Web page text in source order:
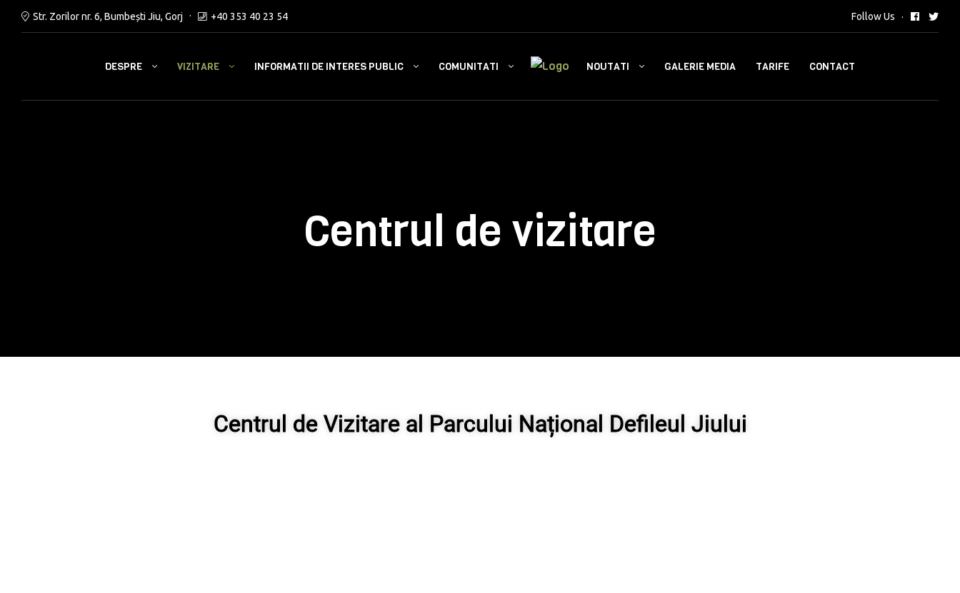
Str. Zorilor nr. 6, Bumbești Jiu, Gorj +40 353 40 23 54 Follow Us
DESPRE VIZITARE INFORMATII DE INTERES PUBLIC COMUNITATI NOUTATI GALERIE MEDIA TARIFE CONTACT
Centrul de vizitare
Centrul de Vizitare al Parcului Național Defileul Jiului